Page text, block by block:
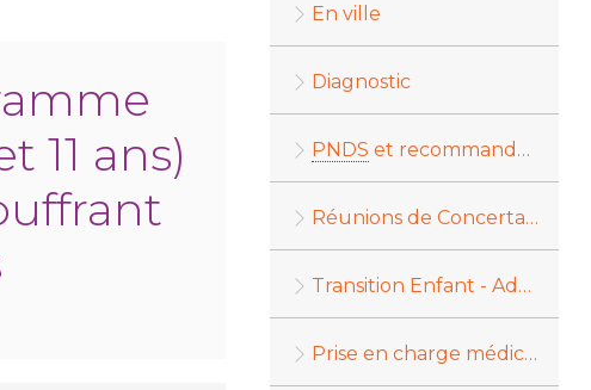
11 ans)
En ville
Diagnostic
PNDS et recommandations
Réunions de Concertation Pluridisciplinaire (
Transition Enfant - Adulte
Prise en charge médico-sociale